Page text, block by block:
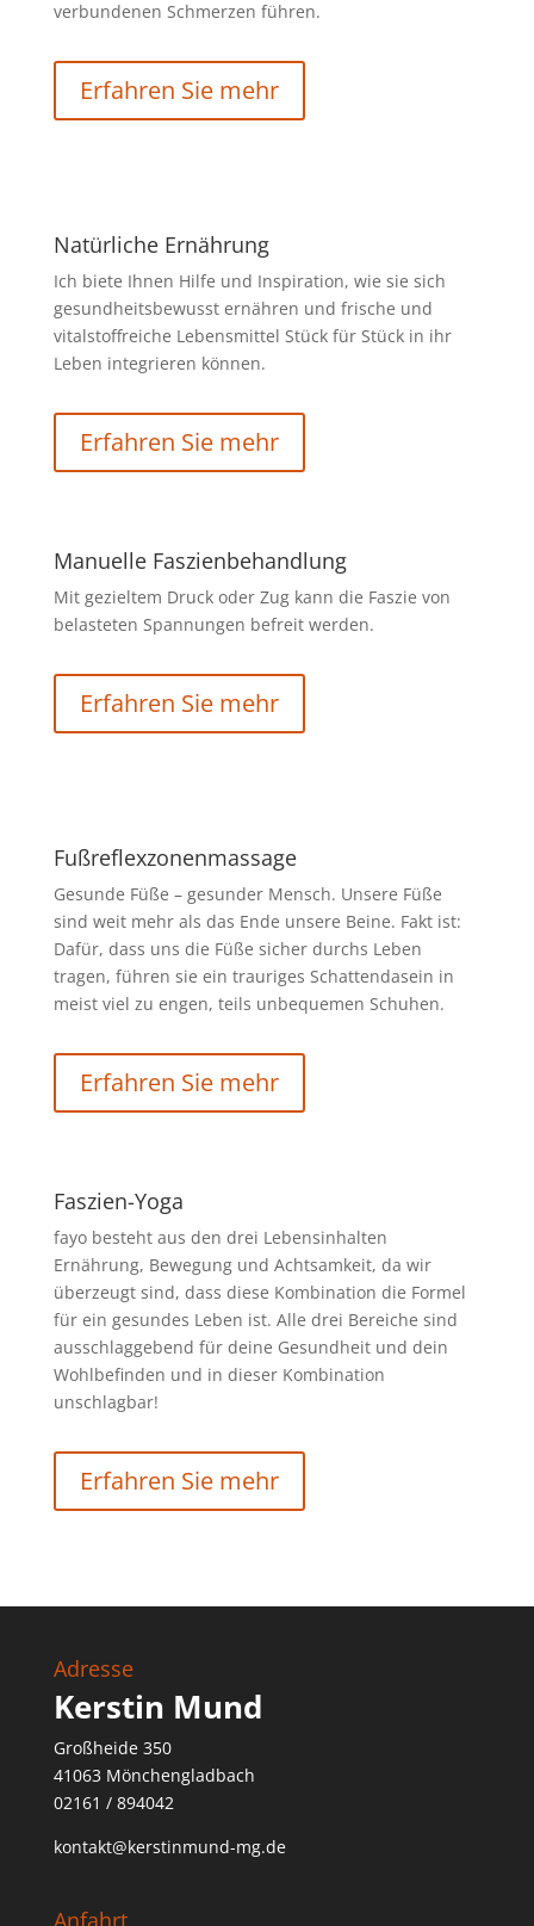
verbundenen Schmerzen führen.
Erfahren Sie mehr
Natürliche Ernährung
Ich biete Ihnen Hilfe und Inspiration, wie sie sich
gesundheitsbewusst ernähren und frische und
vitalstoffreiche Lebensmittel Stück für Stück in ihr
Leben integrieren können.
Erfahren Sie mehr
Manuelle Faszienbehandlung
Mit gezieltem Druck oder Zug kann die Faszie von
belasteten Spannungen befreit werden.
Erfahren Sie mehr
Fußreflexzonenmassage
Gesunde Füße – gesunder Mensch. Unsere Füße
sind weit mehr als das Ende unsere Beine. Fakt ist:
Dafür, dass uns die Füße sicher durchs Leben
tragen, führen sie ein trauriges Schattendasein in
meist viel zu engen, teils unbequemen Schuhen.
Erfahren Sie mehr
Faszien-Yoga
fayo besteht aus den drei Lebensinhalten
Ernährung, Bewegung und Achtsamkeit, da wir
überzeugt sind, dass diese Kombination die Formel
für ein gesundes Leben ist. Alle drei Bereiche sind
ausschlaggebend für deine Gesundheit und dein
Wohlbefinden und in dieser Kombination
unschlagbar!
Erfahren Sie mehr
Adresse
Kerstin Mund
Großheide 350
41063 Mönchengladbach
02161 / 894042
kontakt@kerstinmund-mg.de